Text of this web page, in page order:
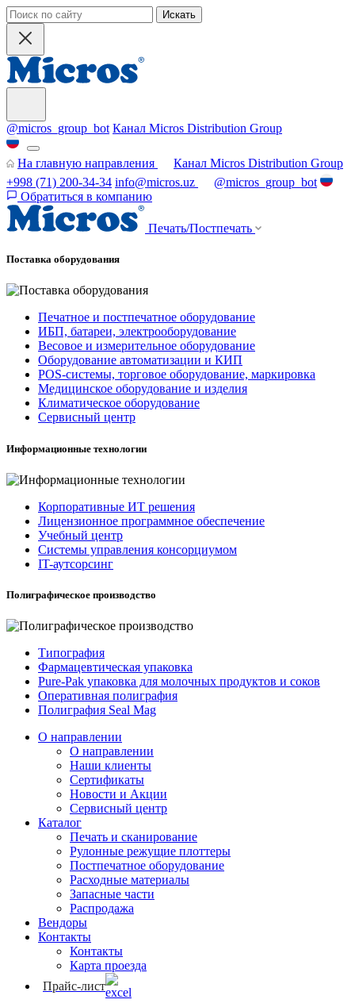
Искать
@micros_group_bot Канал Micros Distribution Group
На главную направления
Канал Micros Distribution Group
+998 (71) 200-34-34 info@micros.uz
@micros_group_bot
Обратиться в компанию
Печать/Постпечать
Поставка оборудования
Печатное и постпечатное оборудование
ИБП, батареи, электрооборудование
Весовое и измерительное оборудование
Оборудование автоматизации и КИП
POS-системы, торговое оборудование, маркировка
Медицинское оборудование и изделия
Климатическое оборудование
Сервисный центр
Информационные технологии
Корпоративные ИТ решения
Лицензионное программное обеспечение
Учебный центр
Системы управления консорциумом
IT-аутсорсинг
Полиграфическое производство
Типография
Фармацевтическая упаковка
Pure-Pak упаковка для молочных продуктов и соков
Оперативная полиграфия
Полиграфия Seal Mag
О направлении
О направлении
Наши клиенты
Сертификаты
Новости и Акции
Сервисный центр
Каталог
Печать и сканирование
Рулонные режущие плоттеры
Постпечатное оборудование
Расходные материалы
Запасные части
Распродажа
Вендоры
Контакты
Контакты
Карта проезда
Прайс-лист